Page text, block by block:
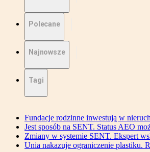
Polecane
Najnowsze
Tagi
Fundacje rodzinne inwestują w
Jest sposób na SENT. Status AEO
Zmiany w systemie SENT. Ekspert
Unia nakazuje ograniczenie plastiku.